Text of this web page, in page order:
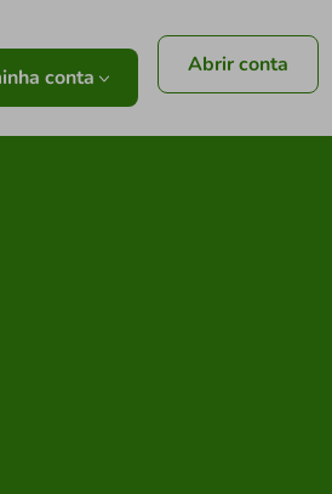
conta Abrir conta